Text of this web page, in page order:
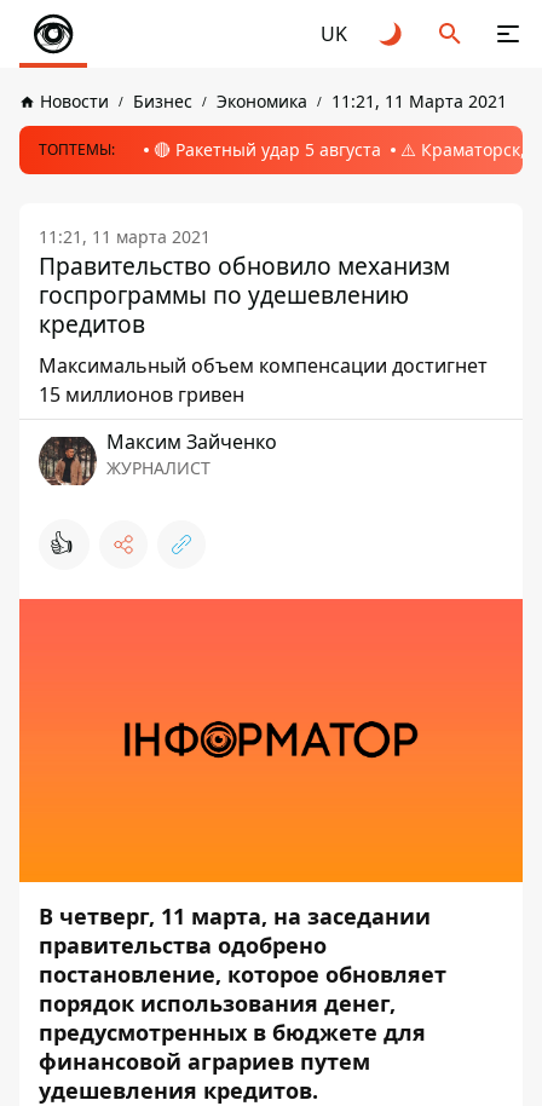
UK
Новости Бизнес Экономика 11:21, 11 Марта 2021
ТОПТЕМЫ: 🔴 Ракетный удар 5 августа ⚠️ Краматорск,
11:21, 11 марта 2021
Правительство обновило механизм
госпрограммы по удешевлению
кредитов
Максимальный объем компенсации достигнет
15 миллионов гривен
Максим Зайченко
ЖУРНАЛИСТ
👍
В четверг, 11 марта, на заседании
правительства одобрено
постановление, которое обновляет
порядок использования денег,
предусмотренных в бюджете для
финансовой аграриев путем
удешевления кредитов.